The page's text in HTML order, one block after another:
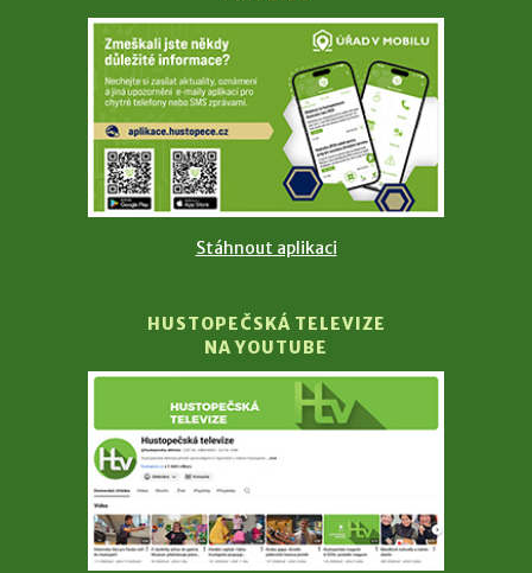
Stáhnout aplikaci
HUSTOPEČSKÁ TELEVIZE
NA YOUTUBE